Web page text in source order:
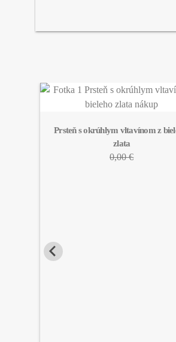
Prsteň s okrúhlym vltavínom z
zlata
0,00 €